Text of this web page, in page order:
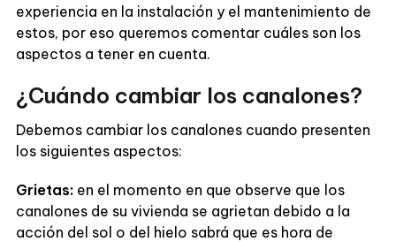
experiencia en la instalación y el mantenimiento de
estos, por eso queremos comentar cuáles son los
aspectos a tener en cuenta.
¿Cuándo cambiar los canalones?
Debemos cambiar los canalones cuando presenten
los siguientes aspectos:
Grietas:en el momento en que observe que los
canalones de su vivienda se agrietan debido a la
acción del sol o del hielo sabrá que es hora de